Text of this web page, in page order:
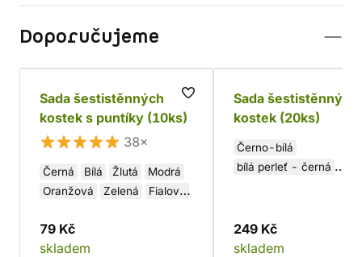
Doporučujeme
Sada šestistěnných
kostek s puntíky (10ks)
38×
Černá Bílá Žlutá
Modrá
Oranžová
Zelená
Fialová
79 Kč
skladem
Sada šestistěnných
kostek (20ks)
Černo-bílá
bílá perleť - černá
Červeno-bílá
249 Kč
skladem